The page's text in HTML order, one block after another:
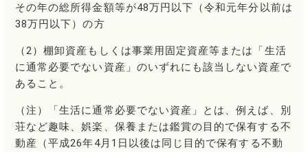
その年の総所得金額等が48万円以下（令和元年分以前は
38万円以下）の方
（2）棚卸資産もしくは事業用固定資産等または「生活
に通常必要でない資産」のいずれにも該当しない資産で
あること。
（注）「生活に通常必要でない資産」とは、例えば、別
荘など趣味、娯楽、保養または鑑賞の目的で保有する不
動産（平成26年4月1日以後は同じ目的で保有する不動